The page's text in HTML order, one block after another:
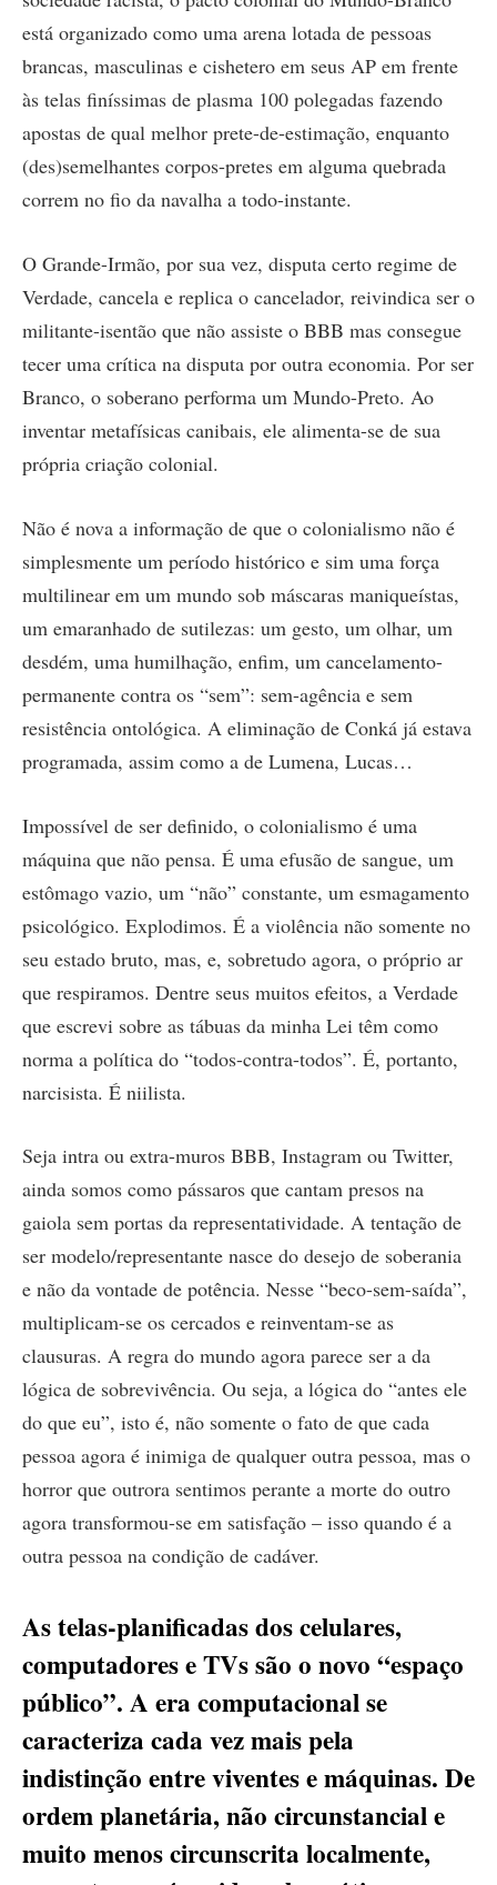
está organizado como uma arena lotada de pessoas
brancas, masculinas e cishetero em seus AP em frente
às telas finíssimas de plasma 100 polegadas fazendo
apostas de qual melhor prete-de-estimação, enquanto
(des)semelhantes corpos-pretes em alguma quebrada
correm no fio da navalha a todo-instante.
O Grande-Irmão, por sua vez, disputa certo regime de
Verdade, cancela e replica o cancelador, reivindica ser o
militante-isentão que não assiste o BBB mas consegue
tecer uma crítica na disputa por outra economia. Por ser
Branco, o soberano performa um Mundo-Preto. Ao
inventar metafísicas canibais, ele alimenta-se de sua
própria criação colonial.
Não é nova a informação de que o colonialismo não é
simplesmente um período histórico e sim uma força
multilinear em um mundo sob máscaras maniqueístas,
um emaranhado de sutilezas: um gesto, um olhar, um
desdém, uma humilhação, enfim, um cancelamento-
permanente contra os “sem”: sem-agência e sem
resistência ontológica. A eliminação de Conká já estava
programada, assim como a de Lumena, Lucas…
Impossível de ser definido, o colonialismo é uma
máquina que não pensa. É uma efusão de sangue, um
estômago vazio, um “não” constante, um esmagamento
psicológico. Explodimos. É a violência não somente no
seu estado bruto, mas, e, sobretudo agora, o próprio ar
que respiramos. Dentre seus muitos efeitos, a Verdade
que escrevi sobre as tábuas da minha Lei têm como
norma a política do “todos-contra-todos”. É, portanto,
narcisista. É niilista.
Seja intra ou extra-muros BBB, Instagram ou Twitter,
ainda somos como pássaros que cantam presos na
gaiola sem portas da representatividade. A tentação de
ser modelo/representante nasce do desejo de soberania
e não da vontade de potência. Nesse “beco-sem-saída”,
multiplicam-se os cercados e reinventam-se as
clausuras. A regra do mundo agora parece ser a da
lógica de sobrevivência. Ou seja, a lógica do “antes ele
do que eu”, isto é, não somente o fato de que cada
pessoa agora é inimiga de qualquer outra pessoa, mas o
horror que outrora sentimos perante a morte do outro
agora transformou-se em satisfação – isso quando é a
outra pessoa na condição de cadáver.
As telas-planificadas dos celulares,
computadores e TVs são o novo “espaço
público”. A era computacional se
caracteriza cada vez mais pela
indistinção entre viventes e máquinas. De
ordem planetária, não circunstancial e
muito menos circunscrita localmente,